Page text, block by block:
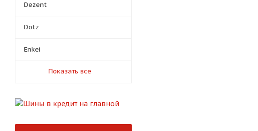
Dezent
Dotz
Enkei
Показать все